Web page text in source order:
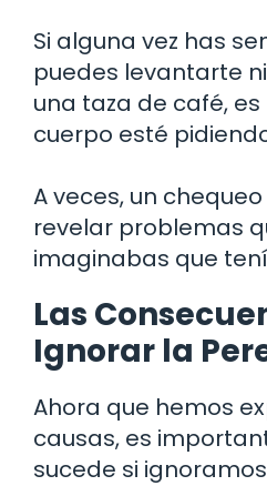
Si alguna vez has
puedes levantarte
una taza de café,
cuerpo esté
A veces, un
revelar problemas
imaginabas que
Las
Ignorar la
Ahora que hemos
causas, es
sucede si